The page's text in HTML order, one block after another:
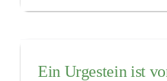
Ein Urgestein ist